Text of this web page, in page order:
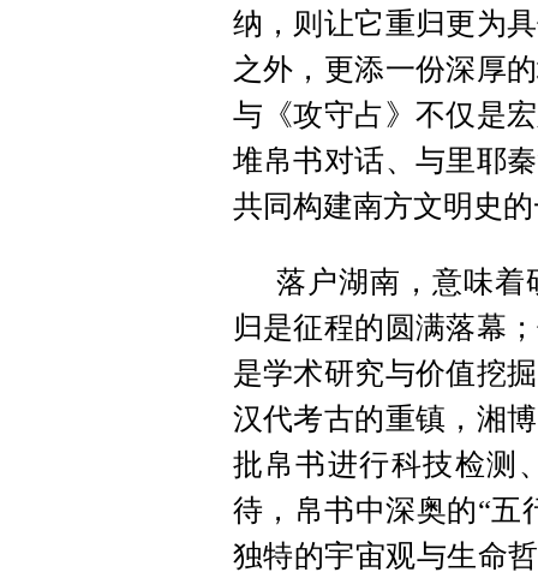
纳，则让它重归更为
之外，更添一份深厚
与《攻守占》不仅是
堆帛书对话、与里耶
共同构建南方文明史
落户湖南，意味着
归是征程的圆满落幕
是学术研究与价值挖
汉代考古的重镇，湘
批帛书进行科技检测
待，帛书中深奥的“五
独特的宇宙观与生命